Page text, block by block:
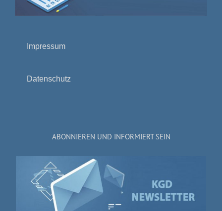
Impressum
Datenschutz
ABONNIEREN UND INFORMIERT SEIN